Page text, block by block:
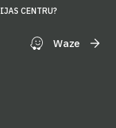
CENTRU?
Waze